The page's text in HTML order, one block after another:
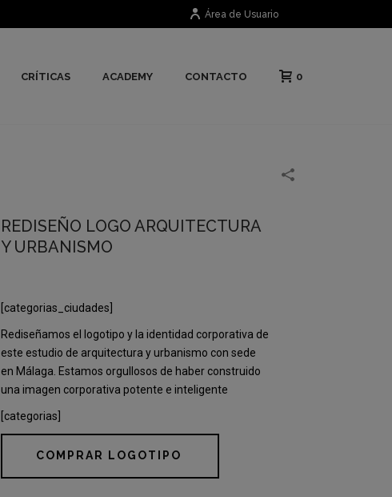
Área de Usuario
CRÍTICAS ACADEMY CONTACTO 0
REDISEÑO LOGO ARQUITECTURA
Y URBANISMO
[categorias_ciudades]
Rediseñamos el logotipo y la identidad corporativa de
este estudio de arquitectura y urbanismo con sede
en Málaga. Estamos orgullosos de haber construido
una imagen corporativa potente e inteligente
[categorias]
COMPRAR LOGOTIPO